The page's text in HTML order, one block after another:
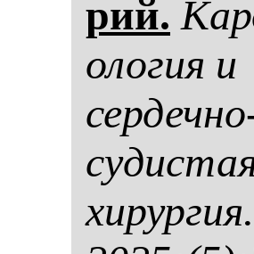
рий.
оло­гия и
хи­рур­гия.